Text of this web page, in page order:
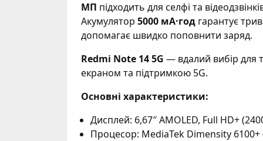
МП підходить для селфі та
Акумулятор 5000 мА·год гарантує
допомагає швидко поповнити заряд.
Redmi Note 14 5G — вдалий вибір для
екраном та підтримкою 5G.
Основні характеристики:
Дисплей: 6,67″ AMOLED, Full HD+
Процесор: MediaTek Dimensity 6100+